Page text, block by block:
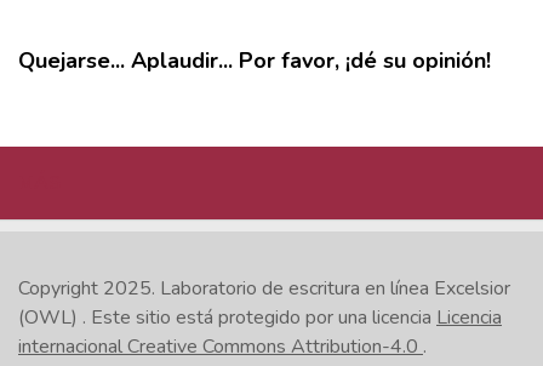
Quejarse... Aplaudir... Por favor, ¡dé su opinión!
Copyright 2025. Laboratorio de escritura en línea Excelsior
(OWL) . Este sitio está protegido por una licencia Licencia
internacional Creative Commons Attribution-4.0 .